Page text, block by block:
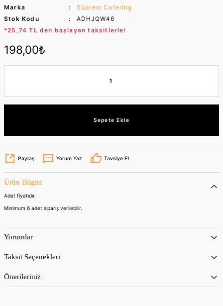
Marka
Süprem Catering
Stok Kodu
ADHJQW46
*25,74 TL den başlayan taksitlerle!
198,00₺
Sepete Ekle
Paylaş Yorum Yaz Tavsiye Et
Ürün Bilgisi
Adet fiyatıdır.
Minimum 6 adet sipariş verilebilir.
Yorumlar
Taksit Seçenekleri
Önerileriniz